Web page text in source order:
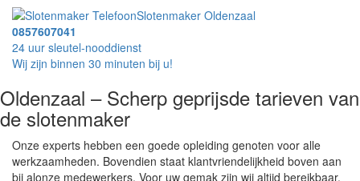
Slotenmaker Oldenzaal
0857607041
24 uur sleutel-nooddienst
Wij zijn binnen 30 minuten bij u!
Oldenzaal – Scherp geprijsde tarieven van
de slotenmaker
Onze experts hebben een goede opleiding genoten voor alle
werkzaamheden. Bovendien staat klantvriendelijkheid boven aan
bij alonze medewerkers. Voor uw gemak zijn wij altijd bereikbaar,